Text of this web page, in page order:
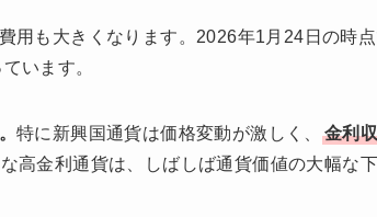
用も大きくなります。2026年1月24日の時
います。
特に新興国通貨は価格変動が激しく、
金利
高金利通貨は、しばしば通貨価値の大幅な